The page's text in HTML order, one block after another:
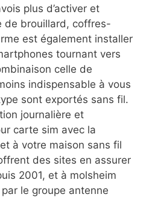
plus d’activer et
de brouillard, coffres-
est également installer
tournant vers
celle de
indispensable à vous
sont exportés sans fil.
journalière et
carte sim avec la
à votre maison sans fil
des sites en assurer
2001, et à molsheim
le groupe antenne